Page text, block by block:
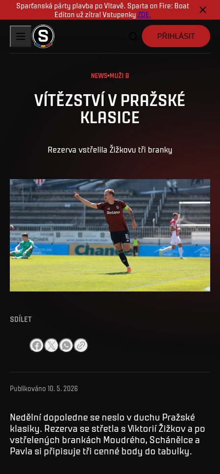
Sparťanská párty plavba po Vltavě. Sparta on Fire: Boat
Editon už zítra! Vstupenky ZDE.
PŘIHLÁSIT
NEWS MUŽI B
VÍTĚZSTVÍ V PRAŽSKÉ
KLASICE
Rezerva vstřelila Žižkovu tři branky
SDÍLET
Publikováno 10. 5. 2026
Nedělní dopoledne se neslo v duchu Pražské
klasiky. Rezerva se střetla s Viktorií Žižkov a po
vstřelených brankách Moudrého, Schánělce a
Pavla si připisuje tři cenné body do tabulky.